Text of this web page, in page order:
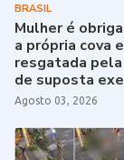
BRASIL
Mulher é
a própria cova
resgatada
de suposta
Agosto 03, 2026